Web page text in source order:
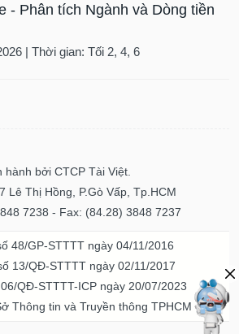
- Phân tích Ngành và Dòng tiền
| Thời gian: Tối 2, 4, 6
hành bởi CTCP Tài Việt.
Lê Thị Hồng, P.Gò Vấp, Tp.HCM
7238 - Fax: (84.28) 3848 7237
48/GP-STTTT ngày 04/11/2016
13/QĐ-STTTT ngày 02/11/2017
QĐ-STTTT-ICP ngày 20/07/2023
Thông tin và Truyền thông TPHCM